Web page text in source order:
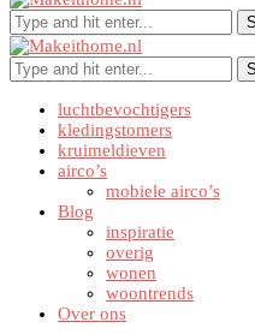
luchtbevochtigers
kledingstomers
kruimeldieven
airco’s
mobiele airco’s
Blog
inspiratie
overig
wonen
woontrends
Over ons